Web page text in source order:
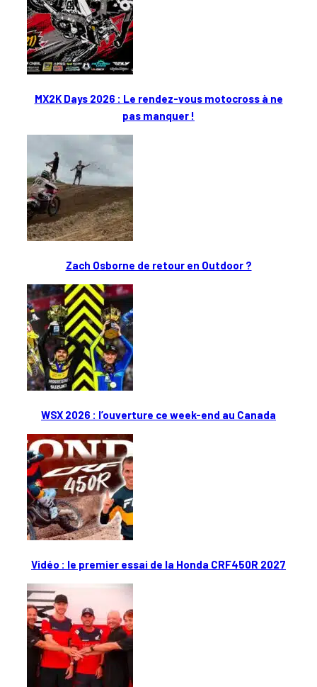
MX2K Days 2026 : Le rendez-vous motocross à ne
pas manquer !
Zach Osborne de retour en Outdoor ?
WSX 2026 : l’ouverture ce week-end au Canada
Vidéo : le premier essai de la Honda CRF450R 2027